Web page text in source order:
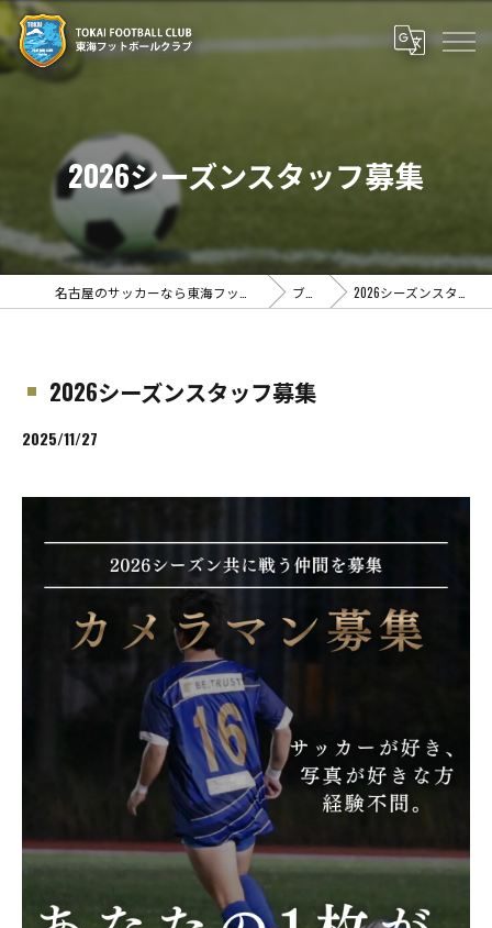
2026シーズンスタッフ募集
ブログ 2026シーズンスタッフ募集
2026シーズンスタッフ募集
2025/11/27